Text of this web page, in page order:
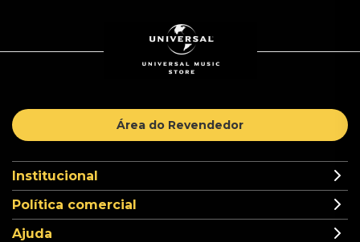
Área do Revendedor
Institucional
Política comercial
Ajuda